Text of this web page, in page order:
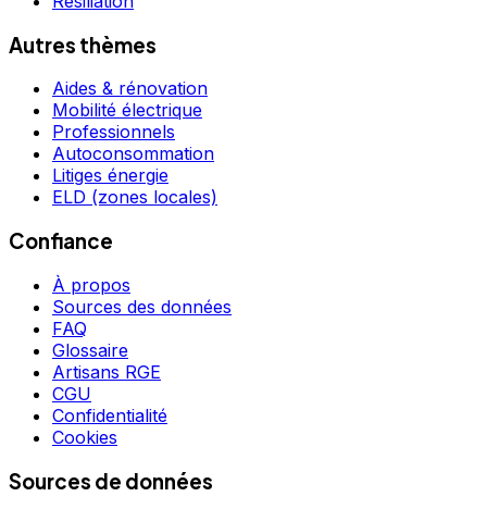
Autres thèmes
Aides & rénovation
Mobilité électrique
Professionnels
Autoconsommation
Litiges énergie
ELD (zones locales)
Confiance
À propos
Sources des données
FAQ
Glossaire
Artisans RGE
CGU
Confidentialité
Cookies
Sources de données